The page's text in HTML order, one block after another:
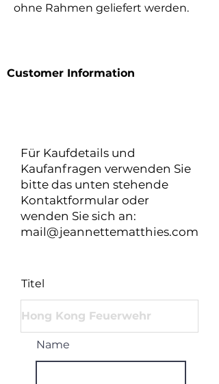
ohne Rahmen geliefert werden.
Customer Information
Für Kaufdetails und
Kaufanfragen verwenden Sie
bitte das unten stehende
Kontaktformular oder
wenden Sie sich an:
mail@jeannettematthies.com
Titel
Name